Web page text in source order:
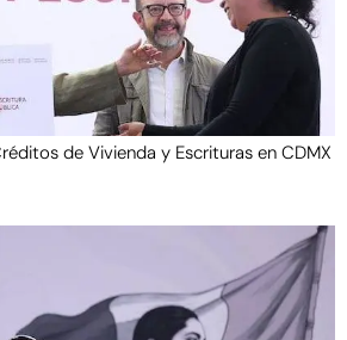
de Vivienda y Escrituras en CDMX